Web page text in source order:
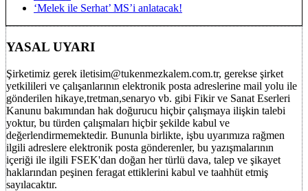
‘Melek ile Serhat’ MS’i anlatacak!
YASAL UYARI
Şirketimiz gerek iletisim@tukenmezkalem.com.tr, gerekse şirket
yetkilileri ve çalışanlarının elektronik posta adreslerine mail yolu ile
gönderilen hikaye,tretman,senaryo vb. gibi Fikir ve Sanat Eserleri
Kanunu bakımından hak doğurucu hiçbir çalışmaya ilişkin talebi
yoktur, bu türden çalışmaları hiçbir şekilde kabul ve
değerlendirmemektedir. Bununla birlikte, işbu uyarımıza rağmen
ilgili adreslere elektronik posta gönderenler, bu yazışmalarının
içeriği ile ilgili FSEK'dan doğan her türlü dava, talep ve şikayet
haklarından peşinen feragat ettiklerini kabul ve taahhüt etmiş
sayılacaktır.